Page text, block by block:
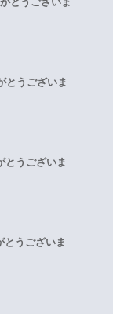
とうございま
とうございま
とうございま